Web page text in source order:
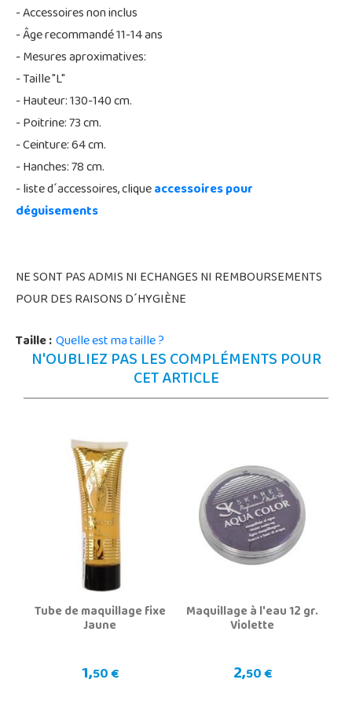
- Accessoires non inclus
- Âge recommandé 11-14 ans
- Mesures aproximatives:
- Taille "L"
- Hauteur: 130-140 cm.
- Poitrine: 73 cm.
- Ceinture: 64 cm.
- Hanches: 78 cm.
- liste d´accessoires, cliqueaccessoires pour
déguisements
NE SONT PAS ADMIS NI ECHANGES NI REMBOURSEMENTS
POUR DES RAISONS D´HYGIÈNE
Taille :Quelle est ma taille ?
N'OUBLIEZ PAS LES COMPLÉMENTS POUR
CET ARTICLE
Tube de maquillage fixe
Jaune
1,50 €
Maquillage à l'eau 12 gr.
Violette
2,50 €